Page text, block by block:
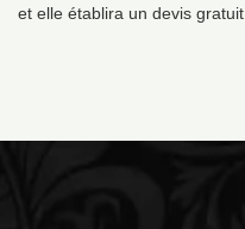
et elle établira un devis gratuit.